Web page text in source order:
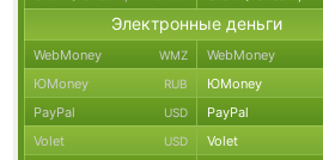
Электронные деньги
WebMoney WMZ WebMoney
ЮMoney RUB ЮMoney
PayPal USD PayPal
Volet USD Volet